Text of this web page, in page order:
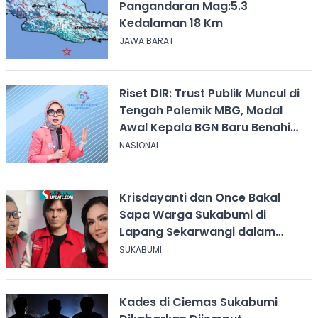
Pangandaran Mag:5.3
Kedalaman 18 Km
JAWA BARAT
Riset DIR: Trust Publik Muncul di
Tengah Polemik MBG, Modal
Awal Kepala BGN Baru Benahi
Program
NASIONAL
Krisdayanti dan Once Bakal
Sapa Warga Sukabumi di
Lapang Sekarwangi dalam
Rangka Hari ASI Sedunia
SUKABUMI
Kades di Ciemas Sukabumi